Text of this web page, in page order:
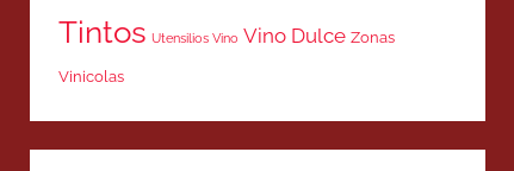
Tintos Utensilios Vino Vino Dulce Zonas
Vinicolas